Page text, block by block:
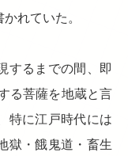
れていた。
するまでの間、即
る菩薩を地蔵と言
特に江戸時代には
獄・餓鬼道・畜生